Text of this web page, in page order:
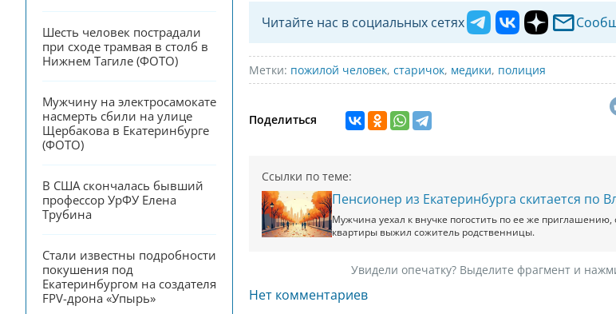
Шесть человек пострадали
при сходе трамвая в столб в
Нижнем Тагиле (ФОТО)
Мужчину на электросамокате
насмерть сбили на улице
Щербакова в Екатеринбурге
(ФОТО)
В США скончалась бывший
профессор УрФУ Елена
Трубина
Стали известны подробности
покушения под
Екатеринбургом на создателя
FPV-дрона «Упырь»
Читайте нас в социальных сетях
Метки: пожилой человек, старичок, медики, полиция
Поделиться
Ссылки по теме:
Пенсионер из Екатеринбурга скитается по
Мужчина уехал к внучке погостить по ее же приглашению,
квартиры выжил сожитель родственницы.
Увидели опечатку? Выделите фрагмент и
Нет комментариев